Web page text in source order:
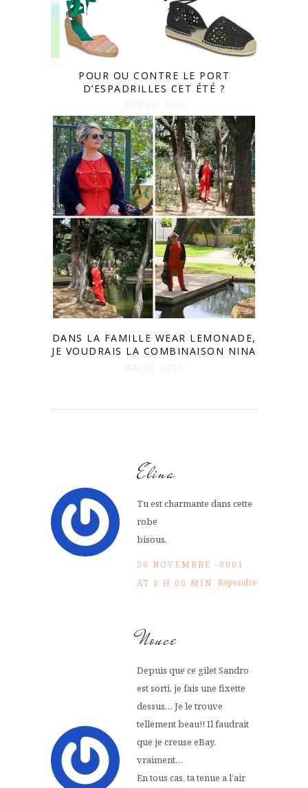
POUR OU CONTRE LE PORT
D’ESPADRILLES CET ÉTÉ ?
JUIN 09. 2016
DANS LA FAMILLE WEAR LEMONADE,
JE VOUDRAIS LA COMBINAISON NINA
MAI 02. 2016
Elina
Tu est charmante dans cette
robe
bisous.
30 NOVEMBRE -0001
AT 0 H 00 MIN Répondre
Nouce
Depuis que ce gilet Sandro
est sorti, je fais une fixette
dessus… Je le trouve
tellement beau!! Il faudrait
que je creuse eBay,
vraiment…
En tous cas, ta tenue a l’air